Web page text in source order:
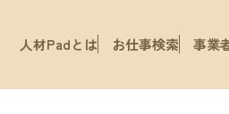
人材Padとは
お仕事検索 事業